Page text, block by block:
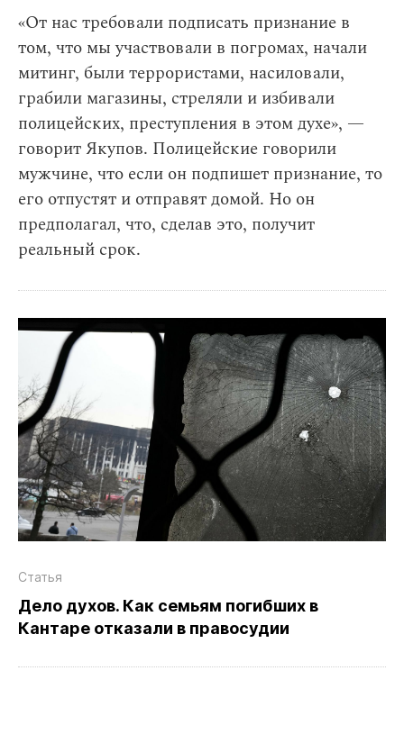
«От нас требовали подписать признание в
том, что мы участвовали в погромах, начали
митинг, были террористами, насиловали,
грабили магазины, стреляли и избивали
полицейских, преступления в этом духе», —
говорит Якупов. Полицейские говорили
мужчине, что если он подпишет признание, то
его отпустят и отправят домой. Но он
предполагал, что, сделав это, получит
реальный срок.
Статья
Дело духов. Как семьям погибших в
Кантаре отказали в правосудии